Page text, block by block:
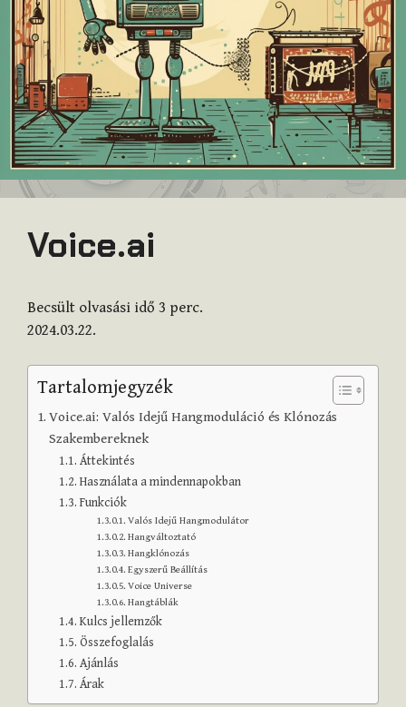
Voice.ai
Becsült olvasási idő 3 perc.
2024.03.22.
Tartalomjegyzék
Voice.ai: Valós Idejű Hangmoduláció és Klónozás
Szakembereknek
Áttekintés
Használata a mindennapokban
Funkciók
Valós Idejű Hangmodulátor
Hangváltoztató
Hangklónozás
Egyszerű Beállítás
Voice Universe
Hangtáblák
Kulcs jellemzők
Összefoglalás
Ajánlás
Árak